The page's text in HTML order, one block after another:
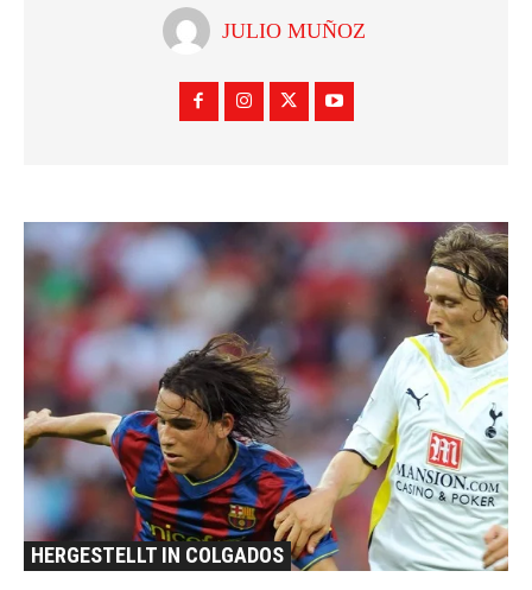
JULIO MUÑOZ
HERGESTELLT IN COLGADOS